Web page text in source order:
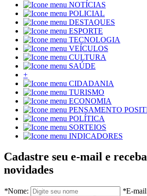
NOTÍCIAS
POLICIAL
DESTAQUES
ESPORTE
TECNOLOGIA
VEÍCULOS
CULTURA
SAÚDE
+
CIDADANIA
TURISMO
ECONOMIA
PENSAMENTO
POLÍTICA
SORTEIOS
INDICADORES
Cadastre seu e-mail e
novidades
*Nome: *E-